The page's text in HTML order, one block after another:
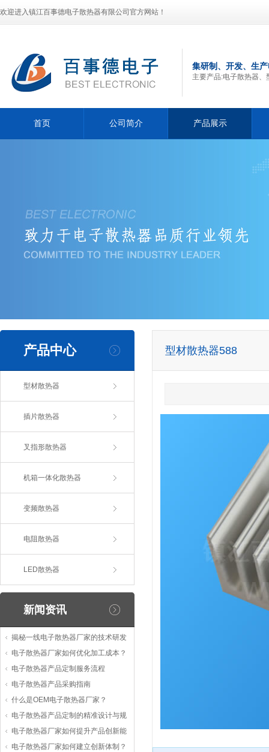
欢迎进入镇江百事德电子散热器有限公司官方网站！
集研制、开发、生
主要产品:电子散热器
首页 公司简介 产品展示
产品中心
型材散热器
插片散热器
叉指形散热器
机箱一体化散热器
变频散热器
电阻散热器
LED散热器
新闻资讯
揭秘一线电子散热器厂家的技术研发
电子散热器厂家如何优化加工成本？
电子散热器产品定制服务流程
电子散热器产品采购指南
什么是OEM电子散热器厂家？
电子散热器产品定制的精准设计与规
电子散热器厂家如何提升产品创新能
电子散热器厂家如何建立创新体制？
型材散热器588